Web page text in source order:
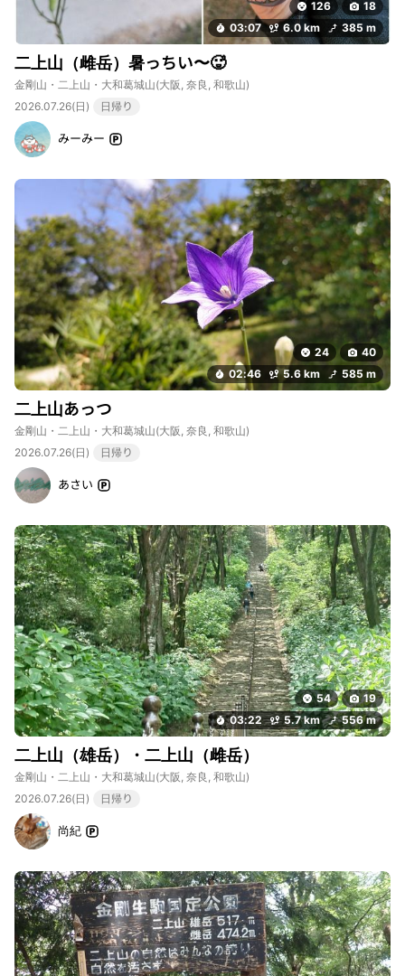
126
18
03:07
6.0 km 385 m
二上山（雌岳）暑っちい〜🥵
金剛山・二上山・大和葛城山(大阪, 奈良, 和歌山)
2026.07.26(日)
日帰り
みーみー
24
40
02:46
5.6 km 585 m
二上山あっつ
金剛山・二上山・大和葛城山(大阪, 奈良, 和歌山)
2026.07.26(日)
日帰り
あさい
54
19
03:22
5.7 km 556 m
二上山（雄岳）・二上山（雌岳）
金剛山・二上山・大和葛城山(大阪, 奈良, 和歌山)
2026.07.26(日)
日帰り
尚紀